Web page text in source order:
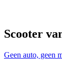
Scooter
Geen auto, geen